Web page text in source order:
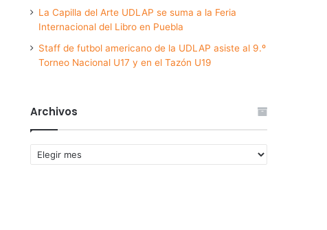
La Capilla del Arte UDLAP se suma a la Feria
Internacional del Libro en Puebla
Staff de futbol americano de la UDLAP asiste al 9.º
Torneo Nacional U17 y en el Tazón U19
Archivos
Archivos